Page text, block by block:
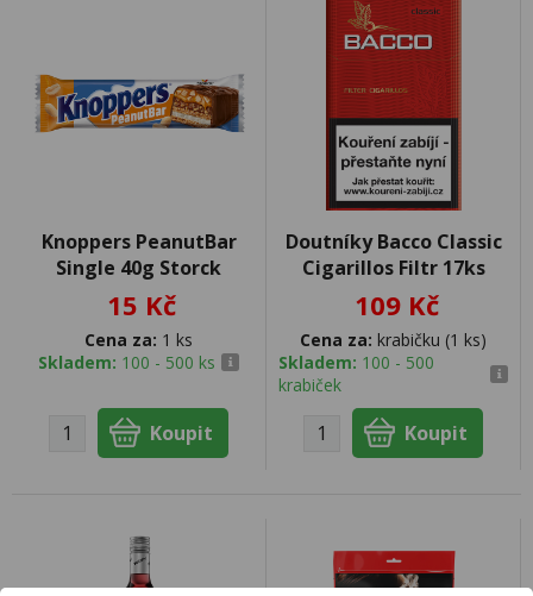
Knoppers PeanutBar
Single 40g Storck
15 Kč
Cena za: 1 ks
Skladem: 100 - 500 ks
Doutníky Bacco Classic
Cigarillos Filtr 17ks
109 Kč
Cena za: krabičku (1 ks)
Skladem: 100 - 500
krabiček